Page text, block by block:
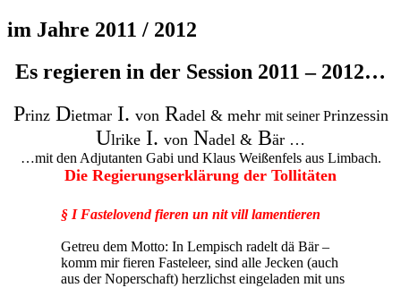
im Jahre 2011 / 2012
Es regieren in der Session 2011 – 2012…
PrinzDietmarI. von Radel & mehr mit seiner Prinzessin
Ulrike I. von Nadel & Bär …
…mit den Adjutanten Gabi und Klaus Weißenfels aus Limbach.
Die Regierungserklärung der Tollitäten
§ I Fastelovend fieren un nit vill lamentieren
Getreu dem Motto: In Lempisch radelt dä Bär –
komm mir fieren Fasteleer, sind alle Jecken (auch
aus der Noperschaft) herzlichst eingeladen mit uns